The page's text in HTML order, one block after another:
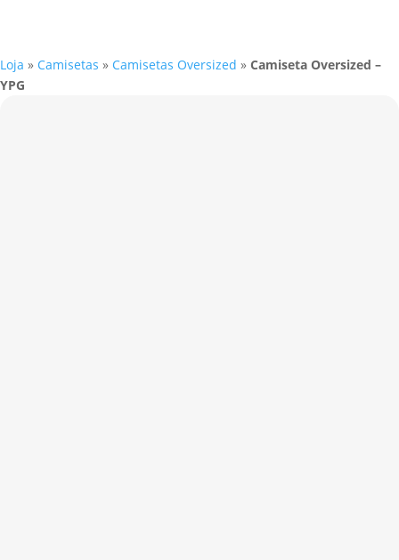
Loja » Camisetas » Camisetas Oversized » Camiseta Oversized –
YPG